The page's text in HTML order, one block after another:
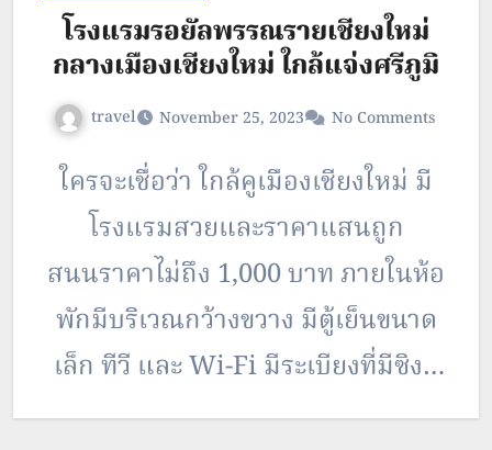
โรงแรมรอยัลพรรณรายเชียงใหม่
กลางเมืองเชียงใหม่ ใกล้แจ่งศรีภูมิ
travel November 25, 2023 No Comments
ใครจะเชื่อว่า ใกล้คูเมืองเชียงใหม่ มี
โรงแรมสวยและราคาแสนถูก
สนนราคาไม่ถึง 1,000 บาท ภายในห้อ
พักมีบริเวณกว้างขวาง มีตู้เย็นขนาด
เล็ก ทีวี และ Wi-Fi มีระเบียงที่มีซิงค์
น้ำสามารถซักล้างได้ ส่วนภายใน